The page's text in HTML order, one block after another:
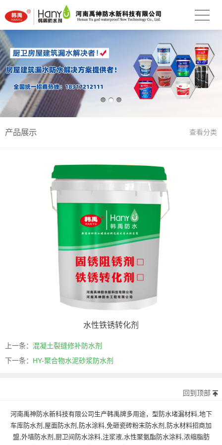
产品展示 查看分类
水性铁锈转化剂
上一条： 混凝土裂缝修补防水剂
下一条： HY-聚合物水泥砂浆防水剂
回到顶部
河南禹神防水新科技有限公司生产韩禹牌多用途，型防水堵漏材料,地下
车库防水剂,屋面防水剂,防水涂料,免砸瓷砖粉末防水剂,防水材料招商加
盟,外墙防水剂,厨卫间防水涂料,注浆液,水性聚氨酯防水涂料,浓缩脂肪